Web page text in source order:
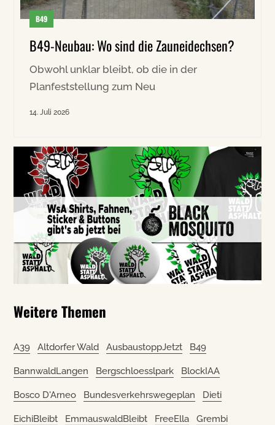
B49
B49-Neubau: Wo sind die Zauneidechsen?
Obwohl unklar bleibt, ob die in der
Planfeststellung zum Neu
14. Juli 2026
Weitere Themen
A39 Altdorfer Wald AusbaustoppJetzt B49
BannwaldLangen Bergschloesslpark BlockIAA
Bosco D'Arneo Bundesverkehrswegeplan Dieti
EichiBleibt EmmauswaldBleibt FreeElla Grembi